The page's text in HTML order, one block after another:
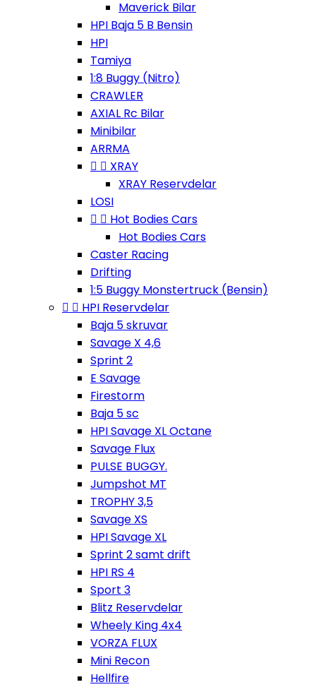
Maverick Bilar
HPI Baja 5 B Bensin
HPI
Tamiya
1:8 Buggy (Nitro)
CRAWLER
AXIAL Rc Bilar
Minibilar
ARRMA
  XRAY
XRAY Reservdelar
LOSI
  Hot Bodies Cars
Hot Bodies Cars
Caster Racing
Drifting
1:5 Buggy Monstertruck (Bensin)
  HPI Reservdelar
Baja 5 skruvar
Savage X 4,6
Sprint 2
E Savage
Firestorm
Baja 5 sc
HPI Savage XL Octane
Savage Flux
PULSE BUGGY.
Jumpshot MT
TROPHY 3,5
Savage XS
HPI Savage XL
Sprint 2 samt drift
HPI RS 4
Sport 3
Blitz Reservdelar
Wheely King 4x4
VORZA FLUX
Mini Recon
Hellfire